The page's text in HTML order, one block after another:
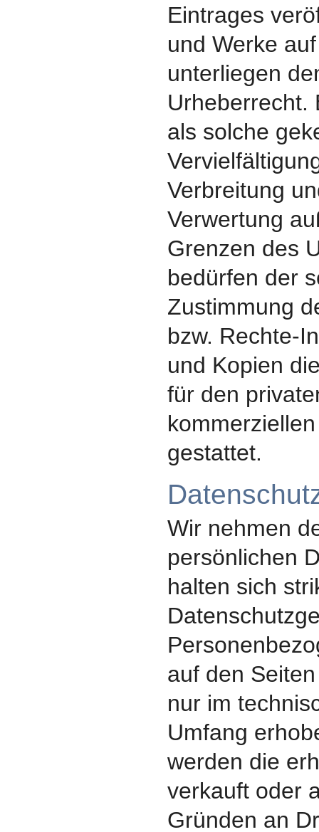
Eintrages
und Werke
unterliegen
Urheberrecht.
als solche
Verbreitung
Verwertung
Grenzen des
bedürfen der
Zustimmung
bzw. Rechte-
und Kopien
für den
gestattet.
Wir nehmen
persönlichen
halten sich
auf den
nur im
Umfang
werden die
verkauft oder
Gründen an